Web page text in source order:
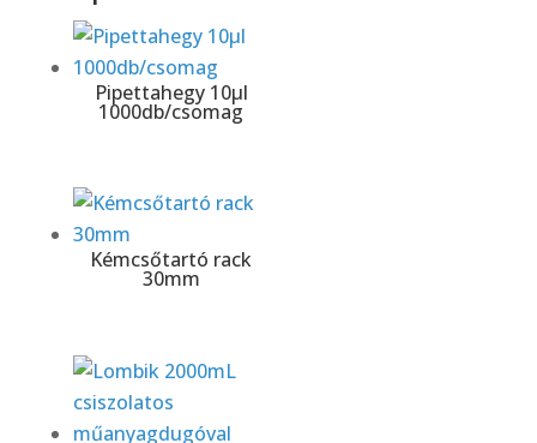
Pipettahegy 10μl
1000db/csomag
Kémcsőtartó rack
30mm